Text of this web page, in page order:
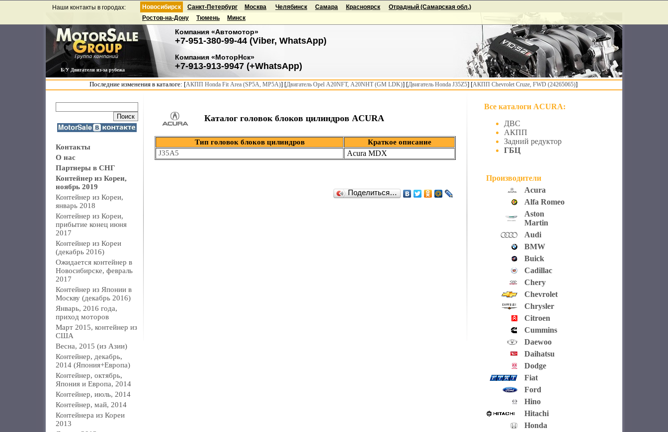
Б/У Двигатели из-за рубежа
Наши контакты в городах: Новосибирск
Компания «Автомотор»
+7-951-380-99-44 (Viber, WhatsApp)
Компания «МоторНск»
+7-913-913-9947 (+WhatsApp)
Санкт-Петербург Москва Челябинск Самара Красноярск
Отрадный (Самарская обл.)
Ростов-на-Дону
Тюмень Минск
Последние изменения в каталоге: [АКПП Honda Fit Area (SP5A, MP5A)] [Двигатель Opel A20NFT, A20NHT (GM LDK)] [Двигатель Honda J35Z5] [АКПП Chevrolet Cruze, FWD (24265065)]
Контакты
О нас
Партнеры в СНГ
Контейнер из Кореи,
ноябрь 2019
Контейнер из Кореи,
январь 2018
Контейнер из Кореи,
прибытие конец июня
2017
Контейнер из Кореи
(декабрь 2016)
Ожидается контейнер в
Новосибирске, февраль
2017
Контейнер из Японии в
Москву (декабрь 2016)
Январь, 2016 года,
приход моторов
Март 2015, контейнер из
США
Весна, 2015 (из Азии)
Контейнер, декабрь,
2014 (Япония+Европа)
Контейнер, октябрь,
Япония и Европа, 2014
Контейнер, июль, 2014
Контейнер, май, 2014
Контейнера из Кореи
2013
Каталог головок блоков цилиндров ACURA
Тип головок блоков цилиндров
Краткое описание
J35A5
Acura MDX
Поделиться…
Все каталоги ACURA:
ДВС
АКПП
Задний редуктор
ГБЦ
Производители
Acura
Alfa Romeo
Aston
Martin
Audi
BMW
Buick
Cadillac
Chery
Chevrolet
Chrysler
Citroen
Cummins
Daewoo
Daihatsu
Dodge
Fiat
Ford
Hino
Hitachi
Honda